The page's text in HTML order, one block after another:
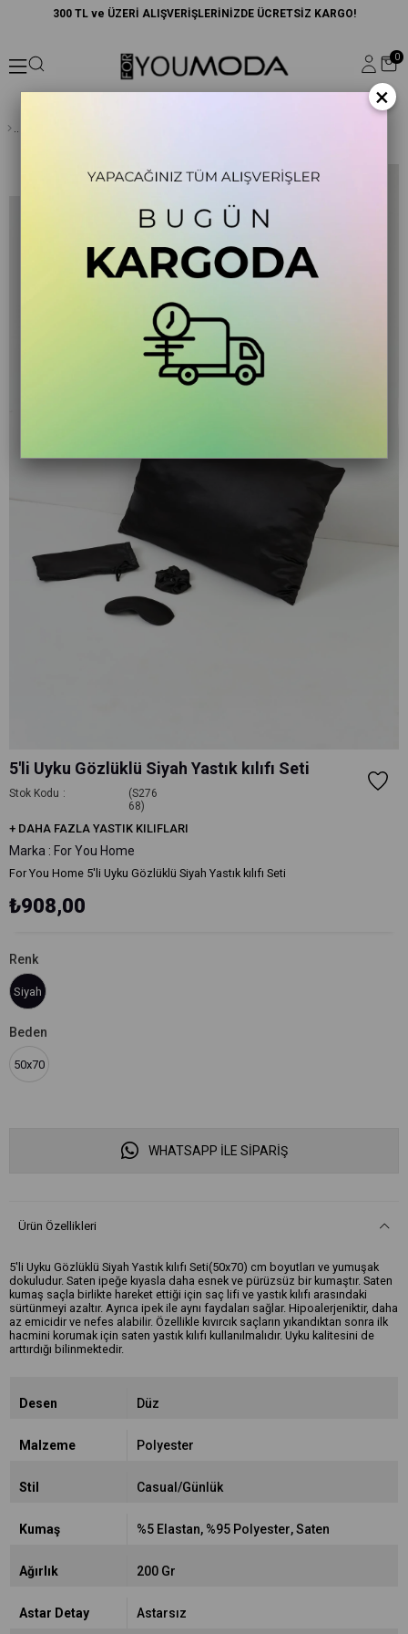
300 TL ve ÜZERİ ALIŞVERİŞLERİNİZDE ÜCRETSİZ KARGO!
0
5'li Uyku Gözlüklü Siyah Yastık kılıfı Seti
Stok Kodu
(S276
68)
+ DAHA FAZLA YASTIK KILIFLARI
Marka : For You Home
For You Home 5'li Uyku Gözlüklü Siyah Yastık kılıfı Seti
₺908,00
Renk
Siyah
Beden
50x70
WHATSAPP İLE SİPARİŞ
Ürün Özellikleri
5'li Uyku Gözlüklü Siyah Yastık kılıfı Seti(50x70) cm boyutları ve yumuşak
dokuludur. Saten ipeğe kıyasla daha esnek ve pürüzsüz bir kumaştır. Saten
kumaş saçla birlikte hareket ettiği için saç lifi ve yastık kılıfı arasındaki
sürtünmeyi azaltır. Ayrıca ipek ile aynı faydaları sağlar. Hipoalerjeniktir, daha
az emicidir ve nefes alabilir. Özellikle kıvırcık saçların yıkandıktan sonra ilk
hacmini korumak için saten yastık kılıfı kullanılmalıdır. Uyku kalitesini de
arttırdığı bilinmektedir.
Desen Düz
Malzeme Polyester
Stil Casual/Günlük
Kumaş %5 Elastan %95 Polyester Saten
Ağırlık 200 Gr
Astar Detay Astarsız
×